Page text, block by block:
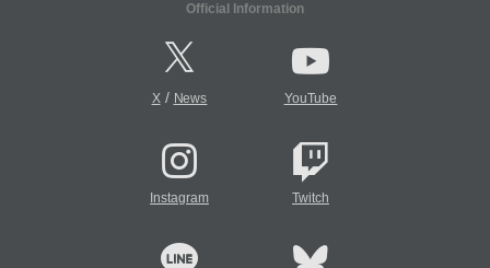
Official Information
X/ News YouTube
Instagram Twitch